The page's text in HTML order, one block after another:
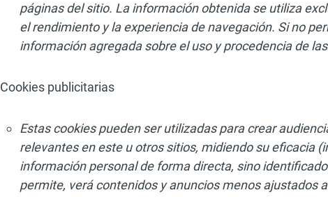
páginas del sitio. La información obtenida se utiliza
el rendimiento y la experiencia de navegación. Si no
información agregada sobre el uso y procedencia de
Cookies publicitarias
Estas cookies pueden ser utilizadas para crear
relevantes en este u otros sitios, midiendo su eficacia
información personal de forma directa, sino
permite, verá contenidos y anuncios menos ajustados